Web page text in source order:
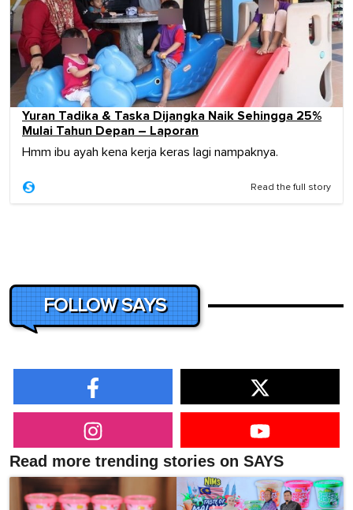
Yuran Tadika & Taska Dijangka Naik Sehingga 25%
Mulai Tahun Depan – Laporan
Hmm ibu ayah kena kerja keras lagi nampaknya.
Read the full story
FOLLOW SAYS
Read more trending stories on SAYS